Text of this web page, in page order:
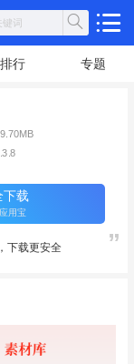
排行 专题
下载
用宝
下载更安全